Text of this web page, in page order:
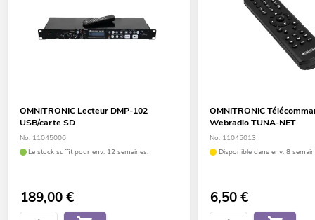
OMNITRONIC Lecteur DMP-102
USB/carte SD
No. 11045006
Le stock suffit pour env. 12 semaines.
189,00€
OMNITRONIC
Webradio TUNA-NET
No. 11045013
Disponible dans env. 8
6,50€